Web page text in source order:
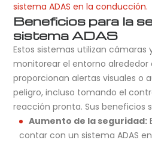
sistema ADAS en la conducción.
Beneficios para la
sistema ADAS
Estos sistemas utilizan cámaras
monitorear el entorno alrededor
proporcionan alertas visuales o
peligro, incluso tomando el
reacción pronta. Sus beneficios
Aumento de la seguridad:
contar con un sistema ADAS